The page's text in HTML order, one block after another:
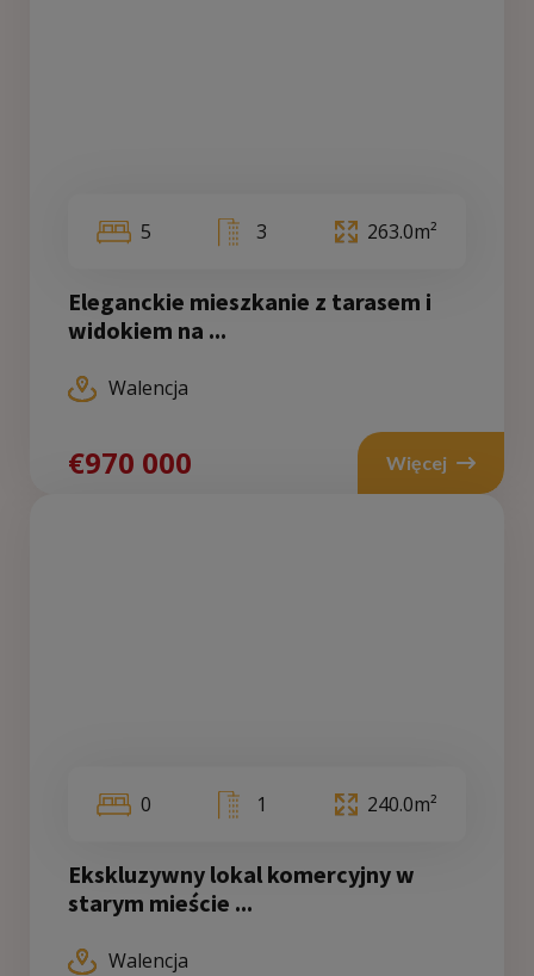
5 3 263.0m²
Eleganckie mieszkanie z tarasem i
widokiem na ...
Walencja
€970 000 Więcej
0 1 240.0m²
Ekskluzywny lokal komercyjny w
starym mieście ...
Walencja